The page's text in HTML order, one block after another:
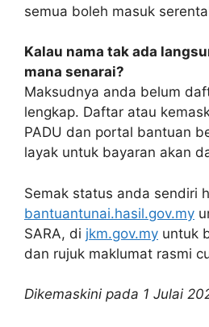
semua boleh masuk
Kalau nama tak ada
mana senarai?
Maksudnya anda belum
lengkap. Daftar atau
PADU dan portal bantuan
layak untuk bayaran akan
Semak status anda sendiri
bantuantunai.hasil.gov.my
SARA, di jkm.gov.my untuk
dan rujuk maklumat rasmi
Dikemaskini pada 1 Julai